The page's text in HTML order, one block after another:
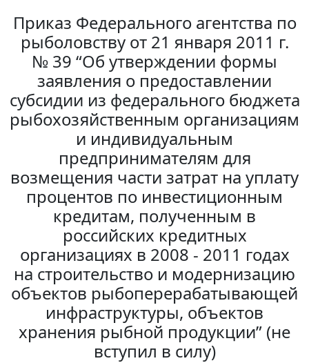
Приказ Федерального агентства по
рыболовству от 21 января 2011 г.
№ 39 “Об утверждении формы
заявления о предоставлении
субсидии из федерального бюджета
рыбохозяйственным организациям
и индивидуальным
предпринимателям для
возмещения части затрат на уплату
процентов по инвестиционным
кредитам, полученным в
российских кредитных
организациях в 2008 - 2011 годах
на строительство и модернизацию
объектов рыбоперерабатывающей
инфраструктуры, объектов
хранения рыбной продукции” (не
вступил в силу)